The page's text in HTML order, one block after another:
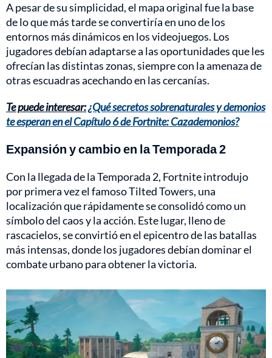
A pesar de su simplicidad, el mapa original fue la base
de lo que más tarde se convertiría en uno de los
entornos más dinámicos en los videojuegos. Los
jugadores debían adaptarse a las oportunidades que les
ofrecían las distintas zonas, siempre con la amenaza de
otras escuadras acechando en las cercanías.
Te puede interesar:¿Qué secretos sobrenaturales y demonios
te esperan en el Capítulo 6 de Fortnite: Cazademonios?
Expansión y cambio en la Temporada 2
Con la llegada de la Temporada 2, Fortnite introdujo
por primera vez el famoso Tilted Towers, una
localización que rápidamente se consolidó como un
símbolo del caos y la acción. Este lugar, lleno de
rascacielos, se convirtió en el epicentro de las batallas
más intensas, donde los jugadores debían dominar el
combate urbano para obtener la victoria.